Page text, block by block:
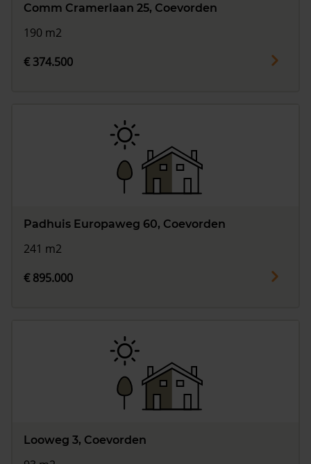
Comm Cramerlaan 25, Coevorden
190 m2
€ 374.500
Padhuis Europaweg 60, Coevorden
241 m2
€ 895.000
Looweg 3, Coevorden